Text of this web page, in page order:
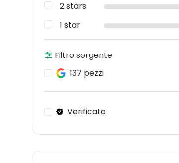
2 stars
1 star
Filtro sorgente
137 pezzi
Verificato